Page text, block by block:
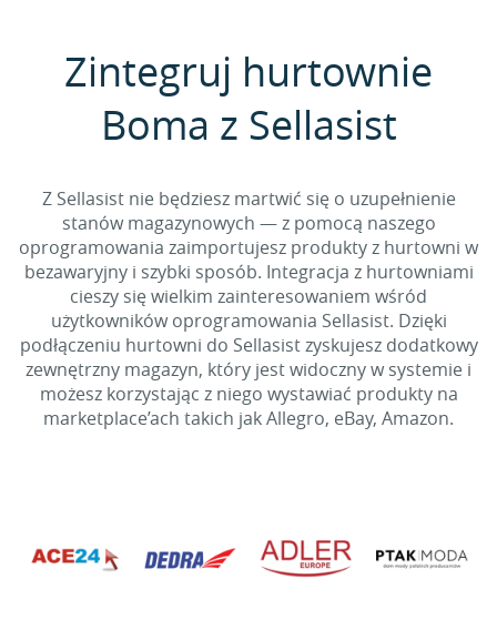
Zintegruj hurtownie
Boma z Sellasist
Z Sellasist nie będziesz martwić się o uzupełnienie
stanów magazynowych — z pomocą naszego
oprogramowania zaimportujesz produkty z hurtowni w
bezawaryjny i szybki sposób. Integracja z hurtowniami
cieszy się wielkim zainteresowaniem wśród
użytkowników oprogramowania Sellasist. Dzięki
podłączeniu hurtowni do Sellasist zyskujesz dodatkowy
zewnętrzny magazyn, który jest widoczny w systemie i
możesz korzystając z niego wystawiać produkty na
marketplace’ach takich jak Allegro, eBay, Amazon.